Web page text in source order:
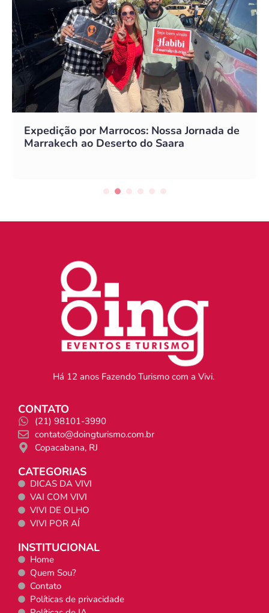
Expedição por Marrocos: Nossa Jornada de
Marrakech ao Deserto do Saara
Há 12 anos Fazendo Turismo com a Vivi.
CONTATO
(21) 98101-3990
contato@doingturismo.com.br
Copacabana, RJ
CATEGORIAS
DICAS DA VIVI
VAI COM VIVI
VIVI DE OLHO
VIVI POR AÍ
INSTITUCIONAL
Home
Quem Sou?
Contato
Políticas de privacidade